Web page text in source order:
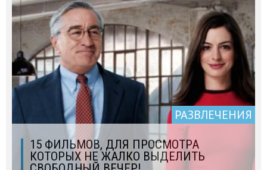
РАЗВЛЕЧЕНИЯ
15 ФИЛЬМОВ, ДЛЯ ПРОСМОТРА
КОТОРЫХ НЕ ЖАЛКО ВЫДЕЛИТЬ